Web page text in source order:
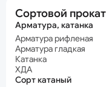
Сортовой прокат
Арматура, катанка
Арматура рифленая
Арматура гладкая
Катанка
ХДА
Сорт катаный